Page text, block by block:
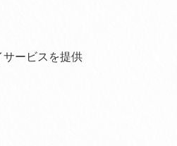
ービスを提供